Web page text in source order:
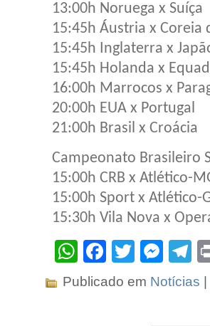
13:00h Noruega x Suíça
15:45h Áustria x Coreia
15:45h Inglaterra x
15:45h Holanda x
16:00h Marrocos x
20:00h EUA x Portugal
21:00h Brasil x Croácia
Campeonato Brasileiro
15:00h CRB x Atlético-
15:00h Sport x Atlético-
15:30h Vila Nova x
WhatsApp
Facebook
Twitter
Publicado em Notícias